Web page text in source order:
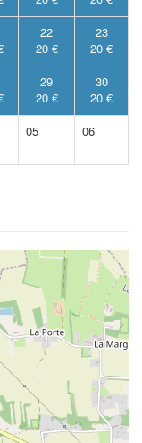
22
20 €
23
20 €
29
20 €
30
20 €
05 06